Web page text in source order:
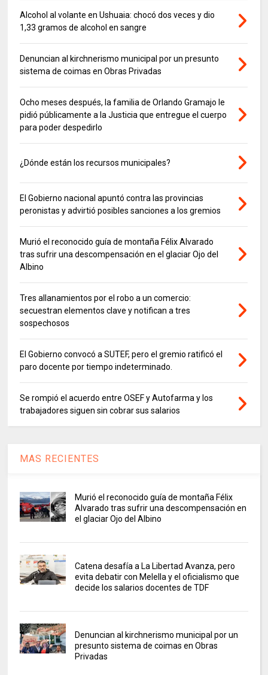
Alcohol al volante en Ushuaia: chocó dos veces y dio
1,33 gramos de alcohol en sangre
Denuncian al kirchnerismo municipal por un presunto
sistema de coimas en Obras Privadas
Ocho meses después, la familia de Orlando Gramajo le
pidió públicamente a la Justicia que entregue el cuerpo
para poder despedirlo
¿Dónde están los recursos municipales?
El Gobierno nacional apuntó contra las provincias
peronistas y advirtió posibles sanciones a los gremios
Murió el reconocido guía de montaña Félix Alvarado
tras sufrir una descompensación en el glaciar Ojo del
Albino
Tres allanamientos por el robo a un comercio:
secuestran elementos clave y notifican a tres
sospechosos
El Gobierno convocó a SUTEF, pero el gremio ratificó el
paro docente por tiempo indeterminado.
Se rompió el acuerdo entre OSEF y Autofarma y los
trabajadores siguen sin cobrar sus salarios
MAS RECIENTES
Murió el reconocido guía de montaña Félix
Alvarado tras sufrir una descompensación en
el glaciar Ojo del Albino
Catena desafía a La Libertad Avanza, pero
evita debatir con Melella y el oficialismo que
decide los salarios docentes de TDF
Denuncian al kirchnerismo municipal por un
presunto sistema de coimas en Obras
Privadas